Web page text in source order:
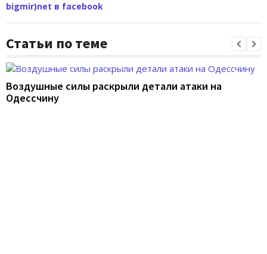
bigmir)net в facebook
Статьи по теме
Воздушные силы раскрыли детали атаки на
Одессчину